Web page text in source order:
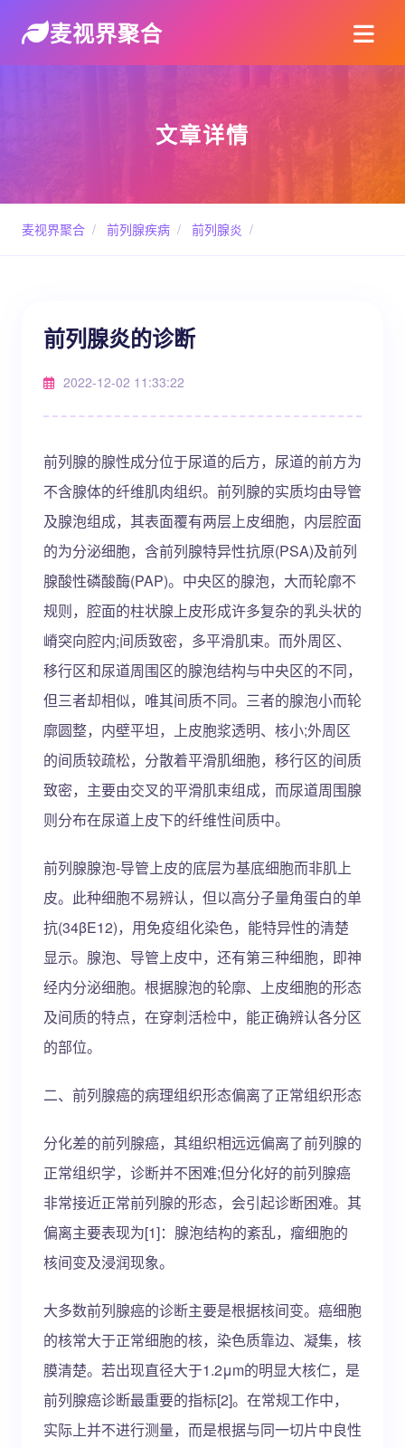
麦视界聚合
文章详情
麦视界聚合 / 前列腺疾病 / 前列腺炎 /
前列腺炎的诊断
2022-12-02 11:33:22
前列腺的腺性成分位于尿道的后方，尿道的前方为
不含腺体的纤维肌肉组织。前列腺的实质均由导管
及腺泡组成，其表面覆有两层上皮细胞，内层腔面
的为分泌细胞，含前列腺特异性抗原(PSA)及前列
腺酸性磷酸酶(PAP)。中央区的腺泡，大而轮廓不
规则，腔面的柱状腺上皮形成许多复杂的乳头状的
嵴突向腔内;间质致密，多平滑肌束。而外周区、
移行区和尿道周围区的腺泡结构与中央区的不同，
但三者却相似，唯其间质不同。三者的腺泡小而轮
廓圆整，内壁平坦，上皮胞浆透明、核小;外周区
的间质较疏松，分散着平滑肌细胞，移行区的间质
致密，主要由交叉的平滑肌束组成，而尿道周围腺
则分布在尿道上皮下的纤维性间质中。
前列腺腺泡-导管上皮的底层为基底细胞而非肌上
皮。此种细胞不易辨认，但以高分子量角蛋白的单
抗(34βE12)，用免疫组化染色，能特异性的清楚
显示。腺泡、导管上皮中，还有第三种细胞，即神
经内分泌细胞。根据腺泡的轮廓、上皮细胞的形态
及间质的特点，在穿刺活检中，能正确辨认各分区
的部位。
二、前列腺癌的病理组织形态偏离了正常组织形态
分化差的前列腺癌，其组织相远远偏离了前列腺的
正常组织学，诊断并不困难;但分化好的前列腺癌
非常接近正常前列腺的形态，会引起诊断困难。其
偏离主要表现为[1]：腺泡结构的紊乱，瘤细胞的
核间变及浸润现象。
大多数前列腺癌的诊断主要是根据核间变。癌细胞
的核常大于正常细胞的核，染色质靠边、凝集，核
膜清楚。若出现直径大于1.2μm的明显大核仁，是
前列腺癌诊断最重要的指标[2]。在常规工作中，
实际上并不进行测量，而是根据与同一切片中良性